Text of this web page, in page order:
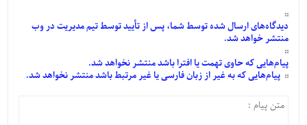
دیدگاه‌هایارسالشدهتوسط شما، پس ازتأییدتوسط تیم مدیریت در وب
منتشر خواهد شد.
پیام‌هاییکه حاوی تهمت یا افترا باشد منتشر نخواهد شد.
پیام‌هاییکه به غیر از زبان فارسی یا غیر مرتبط باشد منتشر نخواهد شد.